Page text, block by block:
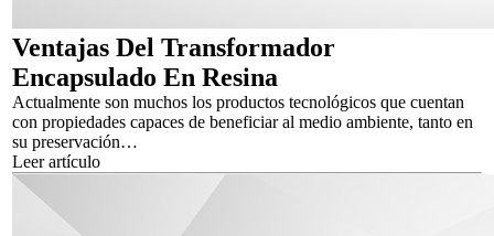
Ventajas Del Transformador
Encapsulado En Resina
Actualmente son muchos los productos tecnológicos que cuentan
con propiedades capaces de beneficiar al medio ambiente, tanto en
su preservación…
Leer artículo